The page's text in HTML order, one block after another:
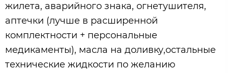
жилета, аварийного знака, огнетушителя,
аптечки (лучше в расширенной
комплектности + персональные
медикаменты), масла на доливку,остальные
технические жидкости по желанию